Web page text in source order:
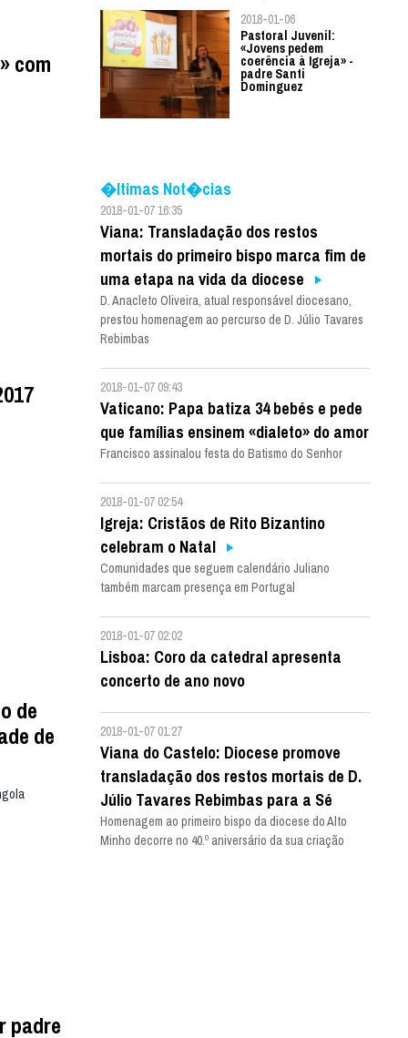
com
de
de
padre
2018-01-06
Pastoral Juvenil:
«Jovens pedem
coerência à Igreja» -
padre Santi
Dominguez
�ltimas Not�cias
2018-01-07 16:35
Viana: Transladação dos restos
mortais do primeiro bispo marca fim de
uma etapa na vida da diocese
D. Anacleto Oliveira, atual responsável diocesano,
prestou homenagem ao percurso de D. Júlio Tavares
Rebimbas
2018-01-07 09:43
Vaticano: Papa batiza 34 bebés e pede
que famílias ensinem «dialeto» do amor
Francisco assinalou festa do Batismo do Senhor
2018-01-07 02:54
Igreja: Cristãos de Rito Bizantino
celebram o Natal
Comunidades que seguem calendário Juliano
também marcam presença em Portugal
2018-01-07 02:02
Lisboa: Coro da catedral apresenta
concerto de ano novo
2018-01-07 01:27
Viana do Castelo: Diocese promove
transladação dos restos mortais de D.
Júlio Tavares Rebimbas para a Sé
Homenagem ao primeiro bispo da diocese do Alto
Minho decorre no 40.º aniversário da sua criação